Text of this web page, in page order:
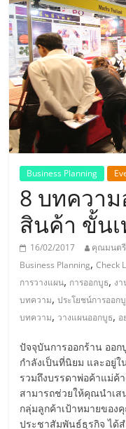
แห่ง
ประเท
รวม
ธุรกิจ
เอ
ส
เอ็
มอี
ไทย,
SMEs,
Business Planning
8 บทควา
สินค้า ขั้น
16/02/2017 คุณมนตรี
Business Planning,Check
การวางแผน, การออกบูธ, ง
บทความ,ประโยชน์การออก
บทความ, วางแผนออกบูธ, อ
ปัจจุบันการออกร้าน ออ
กำลังเป็นที่นิยม และอยู่
รวมถึงบรรดาพ่อค้าแม่ค้
สามารถช่วยให้คุณนำเ
กลุ่มลูกค้าเป้าหมายของ
ประชาสัมพันธ์ธุรกิจ ได้